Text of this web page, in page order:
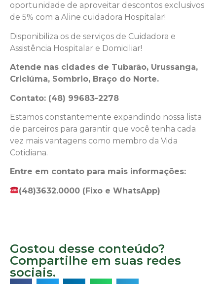
oportunidade de aproveitar descontos exclusivos
de 5% com a Aline cuidadora Hospitalar!
Disponibiliza os de serviços de Cuidadora e
Assistência Hospitalar e Domiciliar!
Atende nas cidades de Tubarão, Urussanga,
Criciúma, Sombrio, Braço do Norte.
Contato: (48) 99683-2278
Estamos constantemente expandindo nossa lista
de parceiros para garantir que você tenha cada
vez mais vantagens como membro da Vida
Cotidiana.
Entre em contato para mais informações:
(48)3632.0000 (Fixo e WhatsApp)
Gostou desse conteúdo?
Compartilhe em suas redes
sociais.